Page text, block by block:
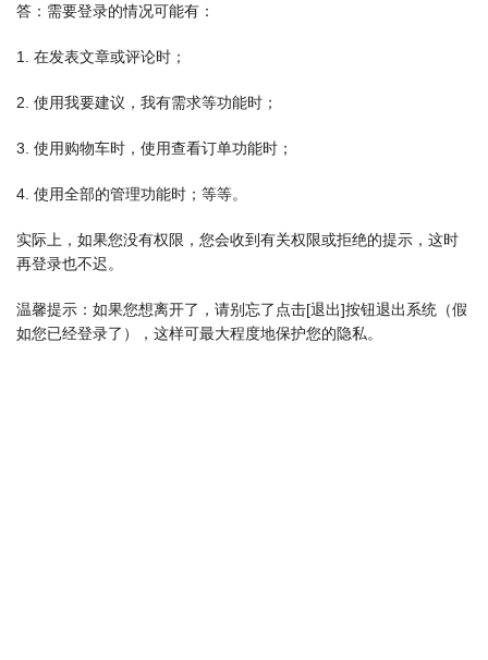
答：需要登录的情况可能有：
1. 在发表文章或评论时；
2. 使用我要建议，我有需求等功能时；
3. 使用购物车时，使用查看订单功能时；
4. 使用全部的管理功能时；等等。
实际上，如果您没有权限，您会收到有关权限或拒绝的提示，这时
再登录也不迟。
温馨提示：如果您想离开了，请别忘了点击[退出]按钮退出系统（假
如您已经登录了），这样可最大程度地保护您的隐私。